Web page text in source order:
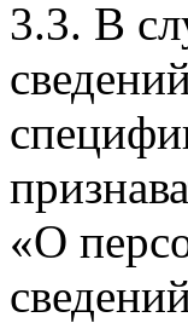
3.3. В
«О